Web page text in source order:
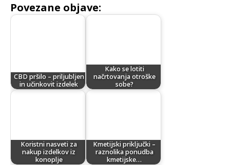
Povezane objave:
CBD pršilo – priljubljen
in učinkovit izdelek
Kako se lotiti
načrtovanja otroške
sobe?
Koristni nasveti za
nakup izdelkov iz
konoplje
Kmetijski priključki –
raznolika ponudba
kmetijske…